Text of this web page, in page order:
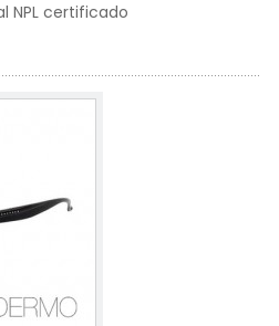
NPL certificado